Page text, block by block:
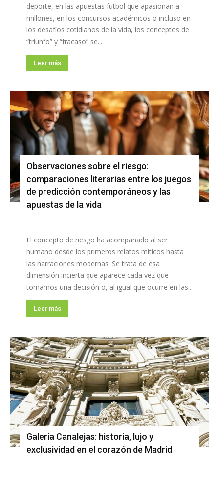
deporte, en las apuestas futbol que apasionan a
millones, en los concursos académicos o incluso en
los desafíos cotidianos de la vida, los conceptos de
“triunfo” y “fracaso” se...
Leer más
Observaciones sobre el riesgo:
comparaciones literarias entre los juegos
de predicción contemporáneos y las
apuestas de la vida
El concepto de riesgo ha acompañado al ser
humano desde los primeros relatos míticos hasta
las narraciones modernas. Se trata de esa
dimensión incierta que aparece cada vez que
tomamos una decisión o, al igual que ocurre en las...
Leer más
Galería Canalejas: historia, lujo y
exclusividad en el corazón de Madrid